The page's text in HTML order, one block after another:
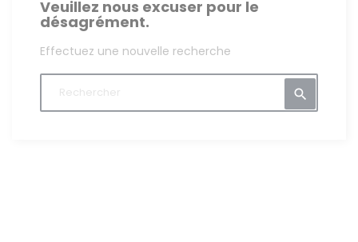
Veuillez nous excuser pour le
désagrément.
Effectuez une nouvelle recherche
